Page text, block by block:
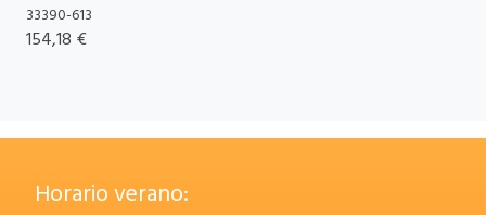
33390-613
154,18 €
Horario verano: